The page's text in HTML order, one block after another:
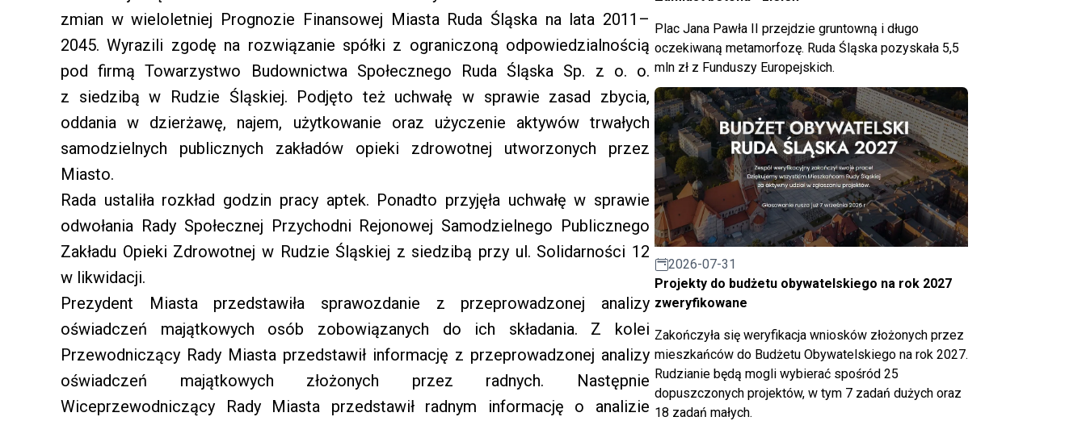
zmian w wieloletniej Prognozie Finansowej Miasta Ruda Śląska na lata 2011–
2045. Wyrazili zgodę na rozwiązanie spółki z ograniczoną odpowiedzialnością
pod firmą Towarzystwo Budownictwa Społecznego Ruda Śląska Sp. z o. o.
z siedzibą w Rudzie Śląskiej. Podjęto też uchwałę w sprawie zasad zbycia,
oddania w dzierżawę, najem, użytkowanie oraz użyczenie aktywów trwałych
samodzielnych publicznych zakładów opieki zdrowotnej utworzonych przez
Miasto.
Rada ustaliła rozkład godzin pracy aptek. Ponadto przyjęła uchwałę w sprawie
odwołania Rady Społecznej Przychodni Rejonowej Samodzielnego Publicznego
Zakładu Opieki Zdrowotnej w Rudzie Śląskiej z siedzibą przy ul. Solidarności 12
w likwidacji.
Prezydent Miasta przedstawiła sprawozdanie z przeprowadzonej analizy
oświadczeń majątkowych osób zobowiązanych do ich składania. Z kolei
Przewodniczący Rady Miasta przedstawił informację z przeprowadzonej analizy
oświadczeń majątkowych złożonych przez radnych. Następnie
Wiceprzewodniczący Rady Miasta przedstawił radnym informację o analizie
Plac Jana Pawła II przejdzie gruntowną i długo
oczekiwaną metamorfozę. Ruda Śląska pozyskała 5,5
mln zł z Funduszy Europejskich.
2026-07-31
Projekty do budżetu obywatelskiego na rok 2027
zweryfikowane
Zakończyła się weryfikacja wniosków złożonych przez
mieszkańców do Budżetu Obywatelskiego na rok 2027.
Rudzianie będą mogli wybierać spośród 25
dopuszczonych projektów, w tym 7 zadań dużych oraz
18 zadań małych.